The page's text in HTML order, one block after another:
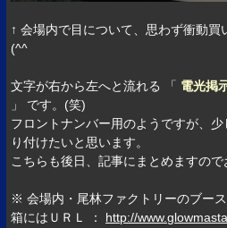
↑ 会場内で目について、思わず衝動買
(^^ゞ
文字が右から左へと流れる 「 電光掲
」 です。(笑)
フロントナンバー用のようですが、
り付けたいと思います。
こちらも後日、記事にまとめますので
※ 会場内・尾林ファクトリーのブース
箱にはＵＲＬ ： http://